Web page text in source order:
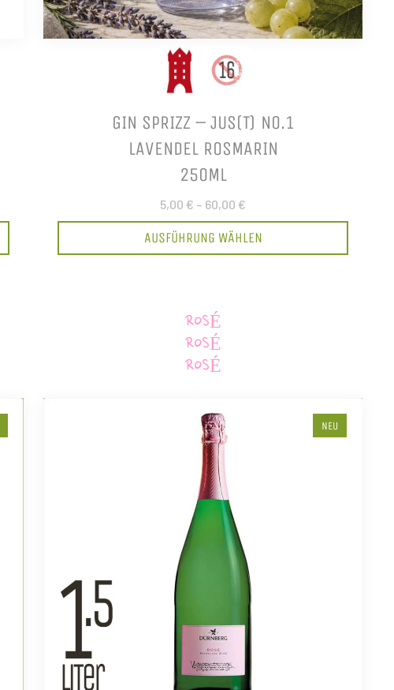
GIN SPRIZZ – JUS(T) NO.1
LAVENDEL ROSMARIN
250ML
5,00 € – 60,00 €
AUSFÜHRUNG WÄHLEN
ROSÉ
ROSÉ
ROSÉ
NEU